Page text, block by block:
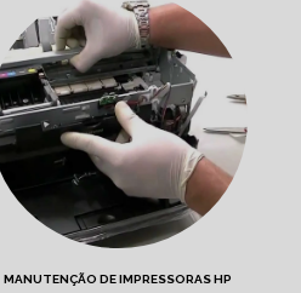
MANUTENÇÃO DE IMPRESSORAS HP